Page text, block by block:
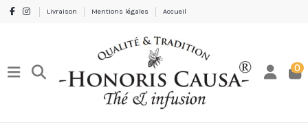
Livraison Mentions légales Accueil
0